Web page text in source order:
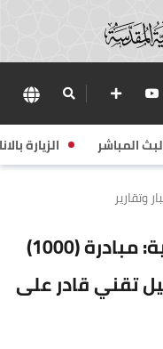
المباشر الزيارة
وتقارير
الأمين العام للعتبة الحسينية: مبادرة (1000)
تقني قادر على